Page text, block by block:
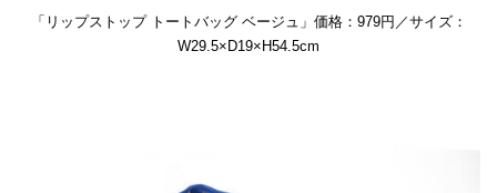
「リップストップ トートバッグ ベージュ」価格：979円／サイズ：
W29.5×D19×H54.5cm